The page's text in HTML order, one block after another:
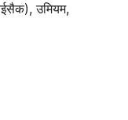
उमियम,